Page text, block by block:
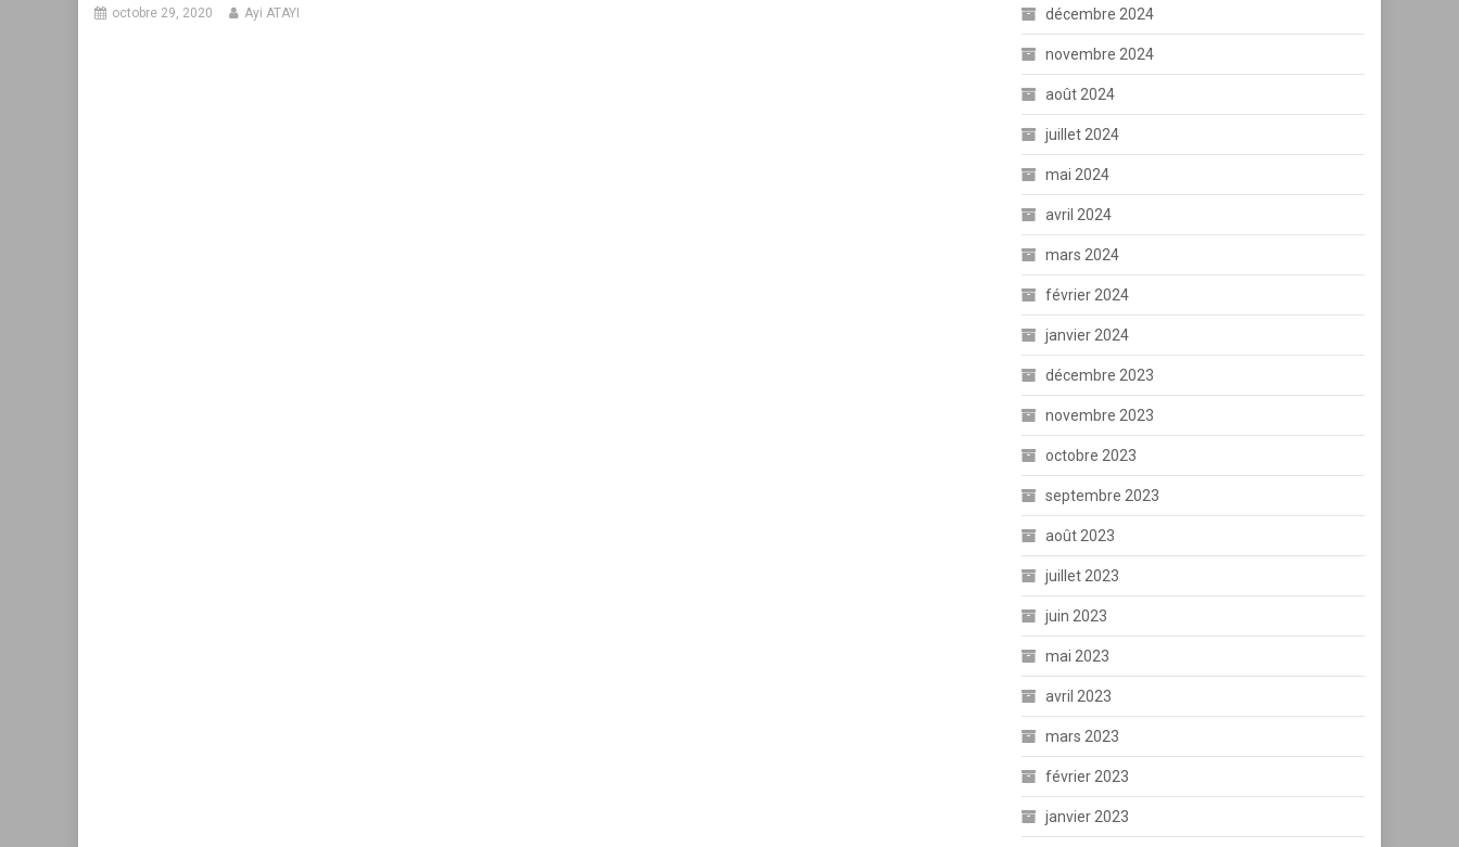
octobre 29, 2020 Ayi ATAYI décembre 2024
novembre 2024
août 2024
juillet 2024
mai 2024
avril 2024
mars 2024
février 2024
janvier 2024
décembre 2023
novembre 2023
octobre 2023
septembre 2023
août 2023
juillet 2023
juin 2023
mai 2023
avril 2023
mars 2023
février 2023
janvier 2023